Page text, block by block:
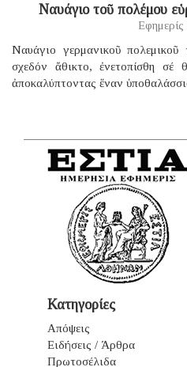
Ναυάγιο τοῦ πολέμου
Εφημερίς
Ναυάγιο γερμανικοῦ
σχεδόν ἄθικτο, ἐνετοπίσθη σέ
ἀποκαλύπτοντας ἕναν
Κατηγορίες
Απόψεις
Ειδήσεις / Άρθρα
Πρωτοσέλιδα